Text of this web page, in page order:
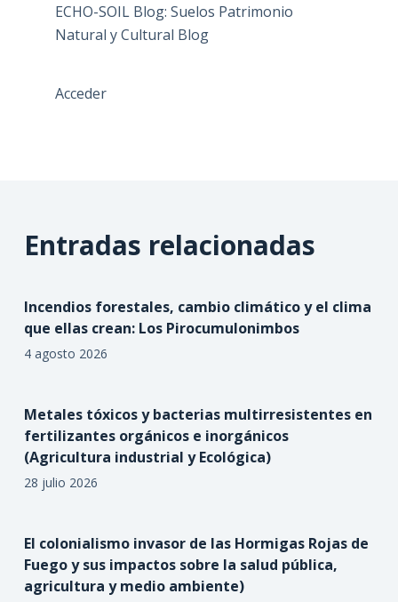
ECHO-SOIL Blog: Suelos Patrimonio
Natural y Cultural Blog
Acceder
Entradas relacionadas
Incendios forestales, cambio climático y el clima
que ellas crean: Los Pirocumulonimbos
4 agosto 2026
Metales tóxicos y bacterias multirresistentes en
fertilizantes orgánicos e inorgánicos
(Agricultura industrial y Ecológica)
28 julio 2026
El colonialismo invasor de las Hormigas Rojas de
Fuego y sus impactos sobre la salud pública,
agricultura y medio ambiente)